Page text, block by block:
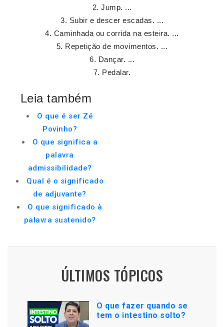
Jump. ...
Subir e descer escadas. ...
Caminhada ou corrida na esteira. ...
Repetição de movimentos. ...
Dançar. ...
Pedalar.
Leia também
O que é ser Zé
Povinho?
O que significa a
palavra
admissibilidade?
Qual é o significado
de adjuvante?
O que significado à
palavra sustenido?
ÚLTIMOS TÓPICOS
O que fazer quando se
tem o intestino solto?